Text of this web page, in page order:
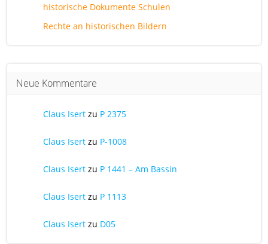
historische Dokumente Schulen
Rechte an historischen Bildern
Neue Kommentare
Claus Isert zu P 2375
Claus Isert zu P-1008
Claus Isert zu P 1441 – Am Bassin
Claus Isert zu P 1113
Claus Isert zu D05